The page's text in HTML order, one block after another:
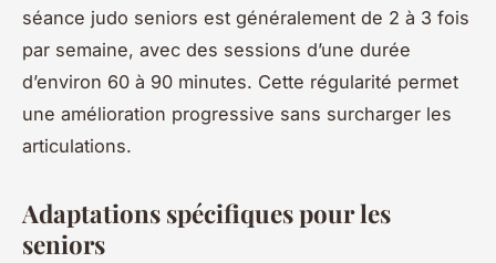
séance judo seniors est généralement de 2 à 3 fois
par semaine, avec des sessions d’une durée
d’environ 60 à 90 minutes. Cette régularité permet
une amélioration progressive sans surcharger les
articulations.
Adaptations spécifiques pour les
seniors